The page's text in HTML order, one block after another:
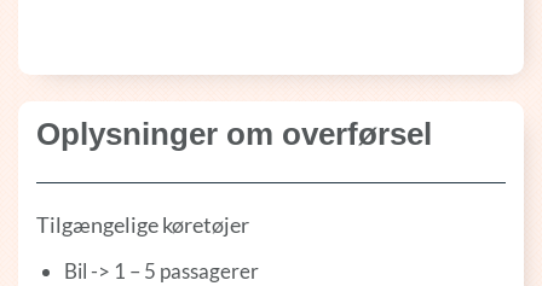
Oplysninger om overførsel
Tilgængelige køretøjer
Bil -> 1 – 5 passagerer